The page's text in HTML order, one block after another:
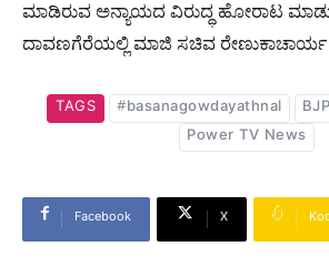
ಮಾಡಿರುವ ಅನ್ಯಾಯದ ವಿರುದ್ಧ ಹೋರಾಟ
ದಾವಣಗೆರೆಯಲ್ಲಿ ಮಾಜಿ ಸಚಿವ ರೇಣುಕಾಚಾರ್ಯ
TAGS #basanagowdayathnal
Power TV News
Facebook X